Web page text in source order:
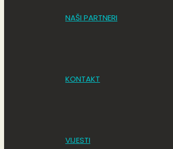
NAŠI PARTNERI
KONTAKT
VIJESTI